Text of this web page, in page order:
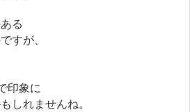
る
すが、
印象に
しれませんね。